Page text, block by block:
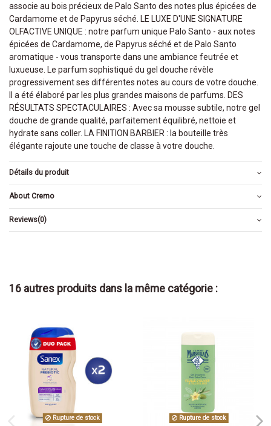
associe au bois précieux de Palo Santo des notes plus épicées de
Cardamome et de Papyrus séché. LE LUXE D'UNE SIGNATURE
OLFACTIVE UNIQUE : notre parfum unique Palo Santo - aux notes
épicées de Cardamome, de Papyrus séché et de Palo Santo
aromatique - vous transporte dans une ambiance feutrée et
luxueuse. Le parfum sophistiqué du gel douche révèle
progressivement ses différentes notes au cours de votre douche.
Il a été élaboré par les plus grandes maisons de parfums. DES
RÉSULTATS SPECTACULAIRES : Avec sa mousse subtile, notre gel
douche de grande qualité, parfaitement équilibré, nettoie et
hydrate sans coller. LA FINITION BARBIER : la bouteille très
élégante rajoute une touche de classe à votre douche.
Détails du produit
About Cremo
Reviews(0)
16 autres produits dans la même catégorie :
Rupture de stock Rupture de stock